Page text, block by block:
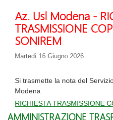
Az. Usl Modena -
TRASMISSIONE
SONIREM
Martedì 16 Giugno 2026
Si trasmette la nota del
Modena
RICHIESTA TRASMISSIONE
AMMINISTRAZIONE